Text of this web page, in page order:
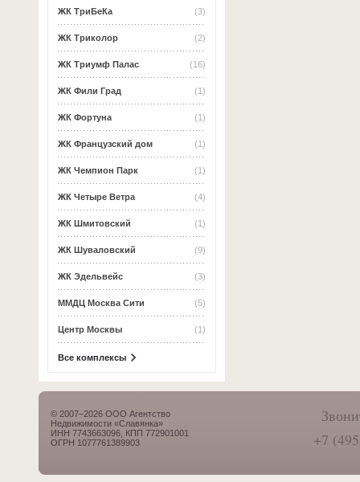
(3)
ЖК ТриБеКа
(2)
ЖК Триколор
(16)
ЖК Триумф Палас
(1)
ЖК Фили Град
(1)
ЖК Фортуна
(1)
ЖК Французский дом
(1)
ЖК Чемпион Парк
(4)
ЖК Четыре Ветра
(1)
ЖК Шмитовский
(9)
ЖК Шуваловский
(3)
ЖК Эдельвейс
(5)
ММДЦ Москва Сити
(1)
Центр Москвы
Все комплексы
© 2007–2026 ООО Агентство
Недвижимости «Славянка»
ИНН 7743663096, КПП 772901001
ОГРН 1077761389903
+7